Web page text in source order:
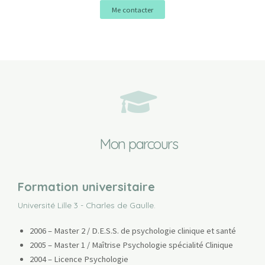
Me contacter
Mon parcours
Formation universitaire
Université Lille 3 - Charles de Gaulle.
2006 – Master 2 / D.E.S.S. de psychologie clinique et santé
2005 – Master 1 / Maîtrise Psychologie spécialité Clinique
2004 – Licence Psychologie